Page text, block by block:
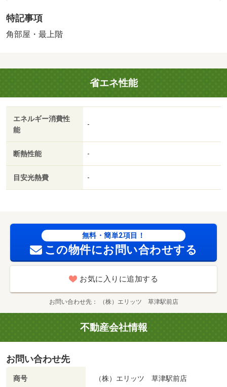
高宮町店があり便利です。・バイク置場：なし・駐輪場：
有/鍵交換費用 16500円/ﾊｳｽｸﾘｰﾆﾝｸﾞ 41800円
特記事項
角部屋・最上階
省エネ性能
エネルギー消費性
能
-
断熱性能 -
目安光熱費 -
無料・簡単2項目！
この物件にお問い合わせする
お気に入りに追加する
お問い合わせ先 （株）エリッツ 草津駅前店
不動産会社情報
お問い合わせ先
商号 （株）エリッツ 草津駅前店